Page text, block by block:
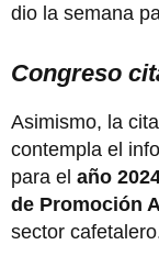
dio la semana
Congreso
Asimismo, la
contempla el
para el año
de Promoción
sector